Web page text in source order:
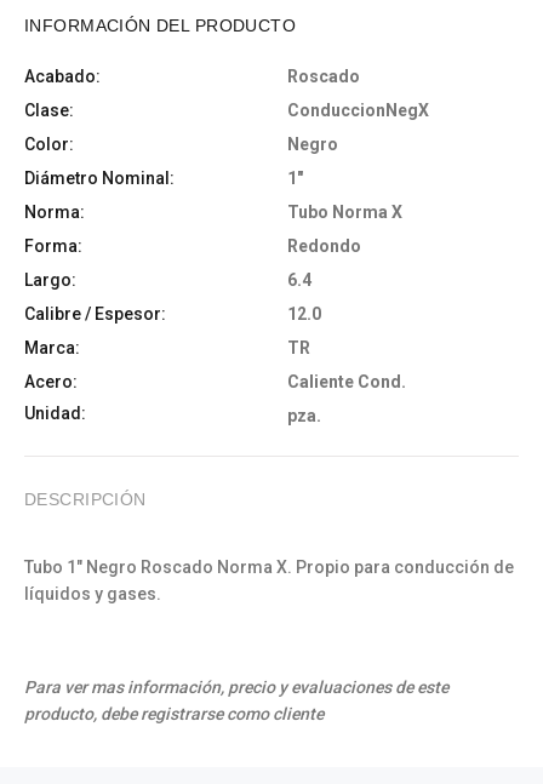
INFORMACIÓN DEL PRODUCTO
Acabado:
Roscado
Clase:
ConduccionNegX
Color:
Negro
Diámetro Nominal:
1"
Norma:
Tubo Norma X
Forma:
Redondo
Largo:
6.4
Calibre / Espesor:
12.0
Marca:
TR
Acero:
Caliente Cond.
Unidad:
pza.
DESCRIPCIÓN
Tubo 1" Negro Roscado Norma X. Propio para conducción de
líquidos y gases.
Para ver mas información, precio y evaluaciones de este
producto, debe registrarse como cliente